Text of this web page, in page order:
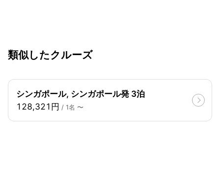
類似したクルーズ
シンガポール, シンガポール発 3泊
128,321円 / 1名 〜